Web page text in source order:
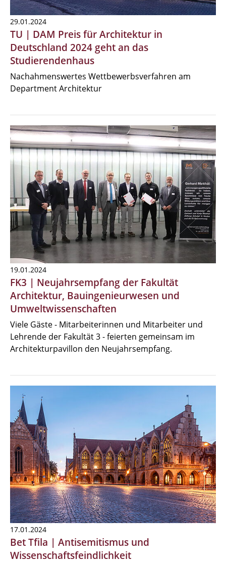
29.01.2024
TU | DAM Preis für Architektur in
Deutschland 2024 geht an das
Studierendenhaus
Nachahmenswertes Wettbewerbsverfahren am
Department Architektur
19.01.2024
FK3 | Neujahrsempfang der Fakultät
Architektur, Bauingenieurwesen und
Umweltwissenschaften
Viele Gäste - Mitarbeiterinnen und Mitarbeiter und
Lehrende der Fakultät 3 - feierten gemeinsam im
Architekturpavillon den Neujahrsempfang.
17.01.2024
Bet Tfila | Antisemitismus und
Wissenschaftsfeindlichkeit